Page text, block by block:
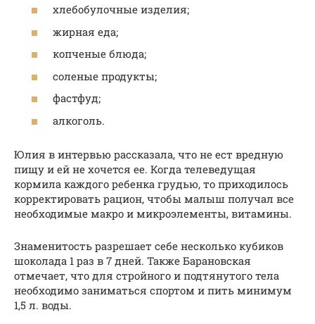
хлебобулочные изделия;
жирная еда;
копченые блюда;
соленые продукты;
фастфуд;
алкоголь.
Юлия в интервью рассказала, что не ест вредную
пищу и ей не хочется ее. Когда телеведущая
кормила каждого ребенка грудью, то приходилось
корректировать рацион, чтобы малыш получал все
необходимые макро и микроэлементы, витамины.
Знаменитость разрешает себе несколько кубиков
шоколада 1 раз в 7 дней. Также Барановская
отмечает, что для стройного и подтянутого тела
необходимо заниматься спортом и пить минимум
1,5 л. воды.